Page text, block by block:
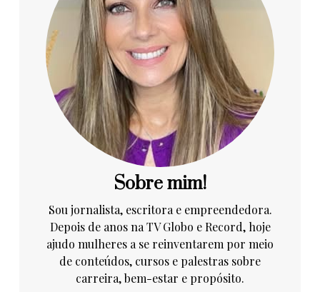
Sobre mim!
Sou jornalista, escritora e empreendedora.
Depois de anos na TV Globo e Record, hoje
ajudo mulheres a se reinventarem por meio
de conteúdos, cursos e palestras sobre
carreira, bem-estar e propósito.